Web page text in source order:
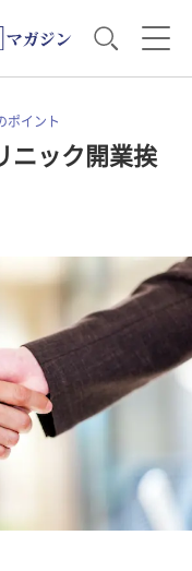
・経営のポイント
機器・事務機器
ナー
ポイント
ニック開業挨